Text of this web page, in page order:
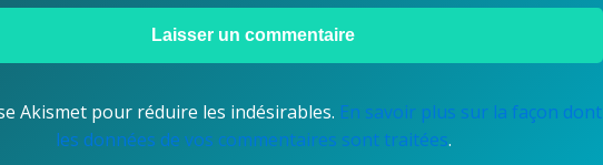
Akismet pour réduire les indésirables. En savoir plus sur la façon dont
les données de vos commentaires sont traitées.